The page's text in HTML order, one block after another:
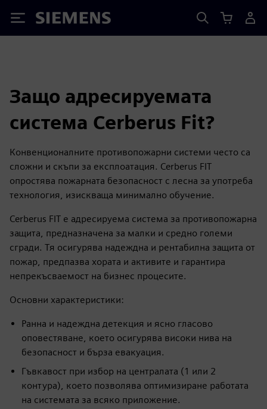
Siemens
Защо адресируемата
система Cerberus Fit?
Конвенционалните противопожарни системи често са
сложни и скъпи за експлоатация. Cerberus FIT
опростява пожарната безопасност с лесна за употреба
технология, изискваща минимално обучение.
Cerberus FIT е адресируема система за противопожарна
защита, предназначена за малки и средно големи
сгради. Тя осигурява надеждна и рентабилна защита от
пожар, предпазва хората и активите и гарантира
непрекъсваемост на бизнес процесите.
Основни характеристики:
Ранна и надеждна детекция и ясно гласово
оповестяване, което осигурява високи нива на
безопасност и бърза евакуация.
Гъвкавост при избор на централата (1 или 2
контура), което позволява оптимизиране работата
на системата за всяко приложение.